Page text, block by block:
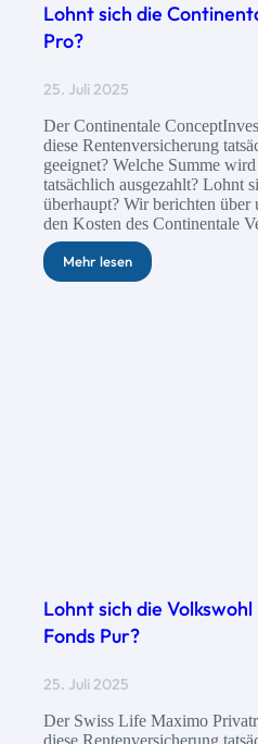
Lohnt sich die
Pro?
25. Juli 2025
Der Continentale
diese Rentenversicherung
geeignet? Welche Summe
tatsächlich ausgezahlt? Lohnt
überhaupt? Wir berichten über
den Kosten des Continentale
Mehr lesen
Lohnt sich die
Fonds Pur?
25. Juli 2025
Der Swiss Life Maximo
diese Rentenversicherung